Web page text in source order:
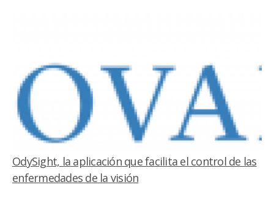
OdySight, la aplicación que facilita el control de las
enfermedades de la visión